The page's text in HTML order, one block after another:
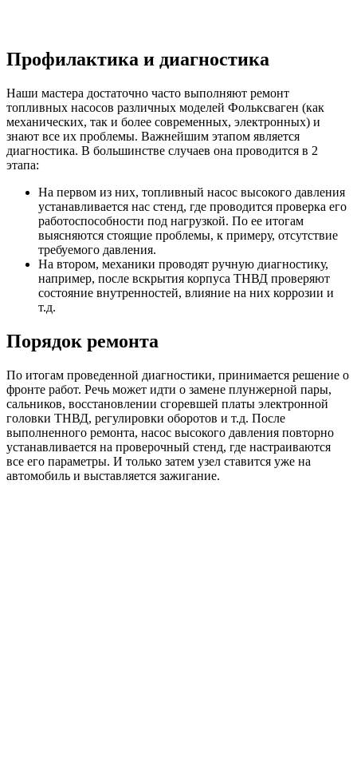
Профилактика и диагностика
Наши мастера достаточно часто выполняют ремонт
топливных насосов различных моделей Фольксваген (как
механических, так и более современных, электронных) и
знают все их проблемы. Важнейшим этапом является
диагностика. В большинстве случаев она проводится в 2
этапа:
На первом из них, топливный насос высокого давления
устанавливается нас стенд, где проводится проверка его
работоспособности под нагрузкой. По ее итогам
выясняются стоящие проблемы, к примеру, отсутствие
требуемого давления.
На втором, механики проводят ручную диагностику,
например, после вскрытия корпуса ТНВД проверяют
состояние внутренностей, влияние на них коррозии и
т.д.
Порядок ремонта
По итогам проведенной диагностики, принимается решение о
фронте работ. Речь может идти о замене плунжерной пары,
сальников, восстановлении сгоревшей платы электронной
головки ТНВД, регулировки оборотов и т.д. После
выполненного ремонта, насос высокого давления повторно
устанавливается на проверочный стенд, где настраиваются
все его параметры. И только затем узел ставится уже на
автомобиль и выставляется зажигание.